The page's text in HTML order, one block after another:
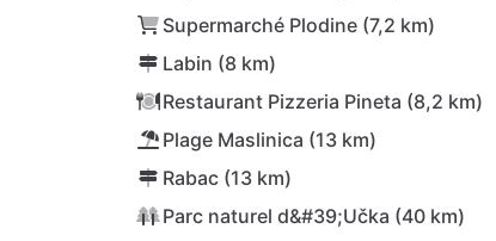
Supermarché Plodine (7,2 km)
Labin (8 km)
Restaurant Pizzeria Pineta (8,2 km)
Plage Maslinica (13 km)
Rabac (13 km)
Parc naturel d&#39;Učka (40 km)